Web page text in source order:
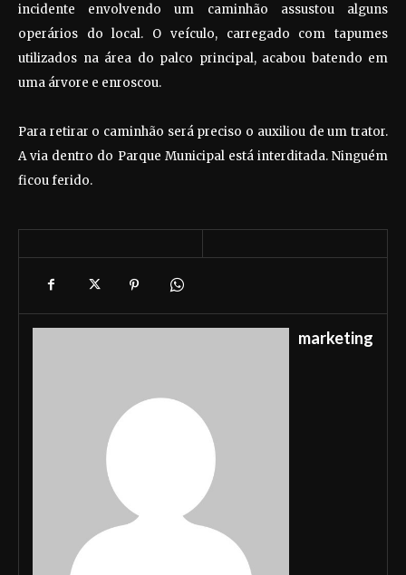
incidente envolvendo um caminhão assustou alguns
operários do local. O veículo, carregado com tapumes
utilizados na área do palco principal, acabou batendo em
uma árvore e enroscou.
Para retirar o caminhão será preciso o auxiliou de um trator.
A via dentro do Parque Municipal está interditada. Ninguém
ficou ferido.
marketing